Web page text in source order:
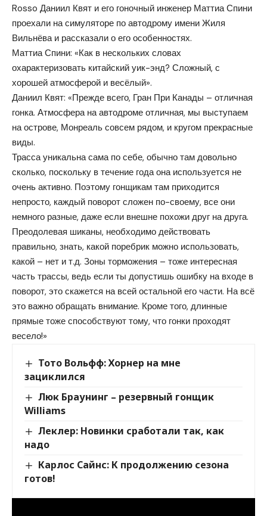
Rosso Даниил Квят и его гоночный инженер Маттиа Спини
проехали на симуляторе по автодрому имени Жиля
Вильнёва и рассказали о его особенностях.
Маттиа Спини: «Как в нескольких словах
охарактеризовать китайский уик-энд? Сложный, с
хорошей атмосферой и весёлый».
Даниил Квят: «Прежде всего, Гран При Канады – отличная
гонка. Атмосфера на автодроме отличная, мы выступаем
на острове, Монреаль совсем рядом, и кругом прекрасные
виды.
Трасса уникальна сама по себе, обычно там довольно
сколько, поскольку в течение года она используется не
очень активно. Поэтому гонщикам там приходится
непросто, каждый поворот сложен по-своему, все они
немного разные, даже если внешне похожи друг на друга.
Преодолевая шиканы, необходимо действовать
правильно, знать, какой поребрик можно использовать,
какой – нет и т.д. Зоны торможения – тоже интересная
часть трассы, ведь если ты допустишь ошибку на входе в
поворот, это скажется на всей остальной его части. На всё
это важно обращать внимание. Кроме того, длинные
прямые тоже способствуют тому, что гонки проходят
весело!»
Тото Вольфф: Хорнер на мне
зациклился
Люк Браунинг – резервный гонщик
Williams
Леклер: Новинки сработали так, как
надо
Карлос Сайнс: К продолжению сезона
готов!